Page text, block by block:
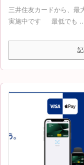
三井住友カードから、最
実施中です 最低でも ...